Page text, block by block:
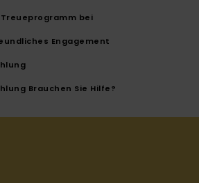
bei
Engagement
Brauchen Sie Hilfe?